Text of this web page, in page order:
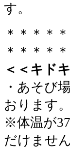
す。
＊＊＊＊
＊＊＊＊
＜＜キド
・あそび
おります。
※体温が
だけません